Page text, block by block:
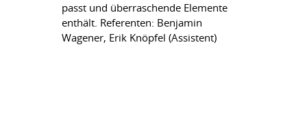
passt und überraschende Elemente
enthält. Referenten: Benjamin
Wagener, Erik Knöpfel (Assistent)